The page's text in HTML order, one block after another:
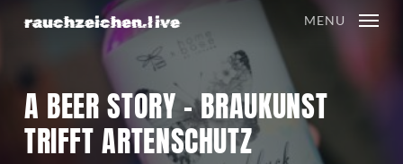
content
rauchzeichen.live MENU
A BEER STORY – BRAUKUNST
TRIFFT ARTENSCHUTZ